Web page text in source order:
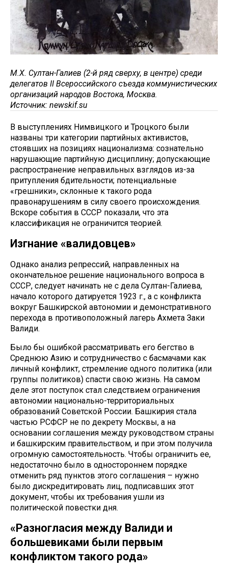
М.Х. Султан-Галиев (2-й ряд сверху, в центре) среди
делегатов II Всероссийского съезда коммунистических
организаций народов Востока, Москва.
Источник: newskif.su
В выступлениях Нимвицкого и Троцкого были
названы три категории партийных активистов,
стоявших на позициях национализма: сознательно
нарушающие партийную дисциплину; допускающие
распространение неправильных взглядов из-за
притупления бдительности; потенциальные
«грешники», склонные к такого рода
правонарушениям в силу своего происхождения.
Вскоре события в СССР показали, что эта
классификация не ограничится теорией.
Изгнание «валидовцев»
Однако анализ репрессий, направленных на
окончательное решение национального вопроса в
СССР, следует начинать не с дела Султан-Галиева,
начало которого датируется 1923 г., а с конфликта
вокруг Башкирской автономии и демонстративного
перехода в противоположный лагерь Ахмета Заки
Валиди.
Было бы ошибкой рассматривать его бегство в
Среднюю Азию и сотрудничество с басмачами как
личный конфликт, стремление одного политика (или
группы политиков) спасти свою жизнь. На самом
деле этот поступок стал следствием ограничения
автономии национально-территориальных
образований Советской России. Башкирия стала
частью РСФСР не по декрету Москвы, а на
основании соглашения между руководством страны
и башкирским правительством, и при этом получила
огромную самостоятельность. Чтобы ограничить ее,
недостаточно было в одностороннем порядке
отменить ряд пунктов этого соглашения – нужно
было дискредитировать лиц, подписавших этот
документ, чтобы их требования ушли из
политической повестки дня.
«Разногласия между Валиди и
большевиками были первым
конфликтом такого рода»